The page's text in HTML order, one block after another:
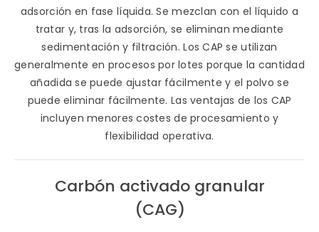
adsorción en fase líquida. Se mezclan con el líquido a
tratar y, tras la adsorción, se eliminan mediante
sedimentación y filtración. Los CAP se utilizan
generalmente en procesos por lotes porque la cantidad
añadida se puede ajustar fácilmente y el polvo se
puede eliminar fácilmente. Las ventajas de los CAP
incluyen menores costes de procesamiento y
flexibilidad operativa.
Carbón activado granular
(CAG)